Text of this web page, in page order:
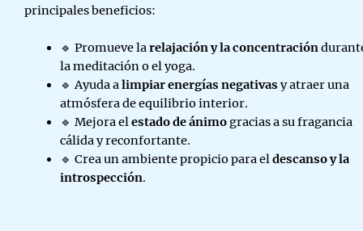
principales beneficios:
🔹 Promueve larelajación y la concentración
la meditación o el yoga.
🔹 Ayuda alimpiar energías negativas y atraer una
atmósfera de equilibrio interior.
🔹 Mejora elestado de ánimogracias a su fragancia
cálida y reconfortante.
🔹 Crea un ambiente propicio para eldescanso y la
introspección.